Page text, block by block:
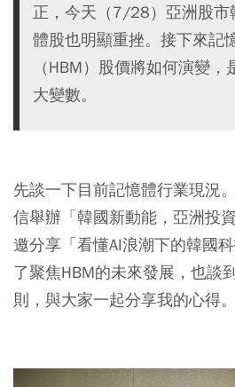
正，今天（7/28）亞洲股市
體股也明顯重挫。接下來記
（HBM）股價將如何演變
大變數。
先談一下目前記憶體行業現況
信舉辦「韓國新動能，亞洲投
邀分享「看懂AI浪潮下的韓國
了聚焦HBM的未來發展，也談
則，與大家一起分享我的心得。